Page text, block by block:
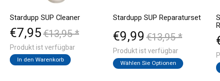
Stardupp SUP Cleaner
€7,95€13,95 *
Produkt ist verfügbar
In den Warenkorb
Stardupp SUP Reparaturset
€9,99€13,95 *
Produkt ist verfügbar
Wählen Sie Optionen